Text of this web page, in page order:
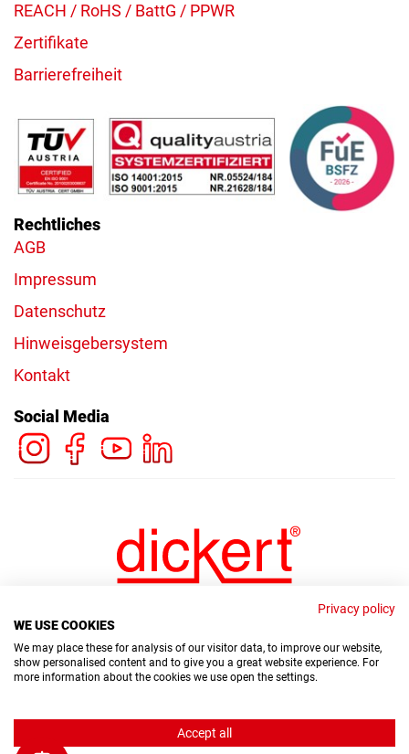
REACH / RoHS / BattG / PPWR
Zertifikate
Barrierefreiheit
Rechtliches
AGB
Impressum
Datenschutz
Hinweisgebersystem
Kontakt
Social Media
© Copyright Dickert Electronic GmbH 2026
Hinweisgebersystem
Datenschutz
Privacy policy
WE USE COOKIES
We may place these for analysis of our visitor data, to improve our website,
show personalised content and to give you a great website experience. For
more information about the cookies we use open the settings.
Accept all